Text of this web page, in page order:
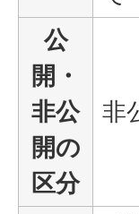
公
開・
非公
開の
区分
非